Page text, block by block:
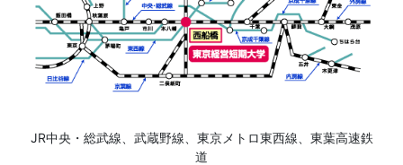
JR中央・総武線、武蔵野線、東京メトロ東西線、東葉高速鉄
道